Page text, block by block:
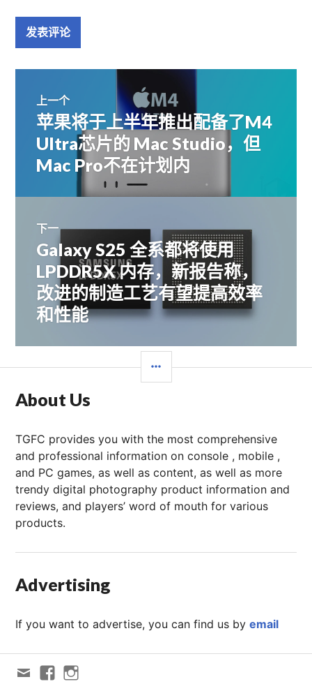
文
章
导
航
上一个
上
篇
文
章：
苹果将于上半年推出配备了M4
Ultra芯片的 Mac Studio，但
Mac Pro不在计划内
下一
下
篇
文
章：
Galaxy S25 全系都将使用
LPDDR5X 内存，新报告称，
改进的制造工艺有望提高效率
和性能
栏
About Us
TGFC provides you with the most comprehensive
and professional information on console , mobile ,
and PC games, as well as content, as well as more
trendy digital photography product information and
reviews, and players’ word of mouth for various
products.
Advertising
If you want to advertise, you can find us byemail
Email FACEBOOK